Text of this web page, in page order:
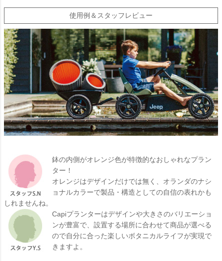
使用例＆スタッフレビュー
鉢の内側がオレンジ色が特徴的なおしゃれなプラン
ター！
オレンジはデザインだけでは無く、オランダのナシ
ョナルカラーで製品・構造としての自信の表れかも
しれませんね。
Capiプランターはデザインや大きさのバリエーショ
ンが豊富で、設置する場所に合わせて商品が選べる
ので自分に合った楽しいボタニカルライフが実現で
きますよ。